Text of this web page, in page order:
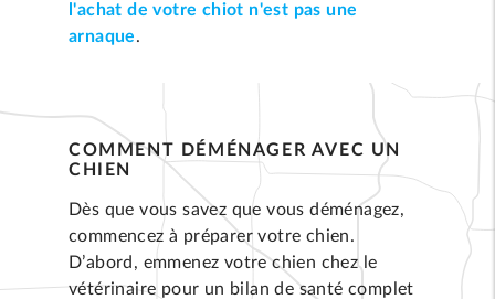
l'achat de votre chiot n'est pas une
arnaque.
COMMENT DÉMÉNAGER AVEC UN
CHIEN
Dès que vous savez que vous déménagez,
commencez à préparer votre chien.
D’abord, emmenez votre chien chez le
vétérinaire pour un bilan de santé complet